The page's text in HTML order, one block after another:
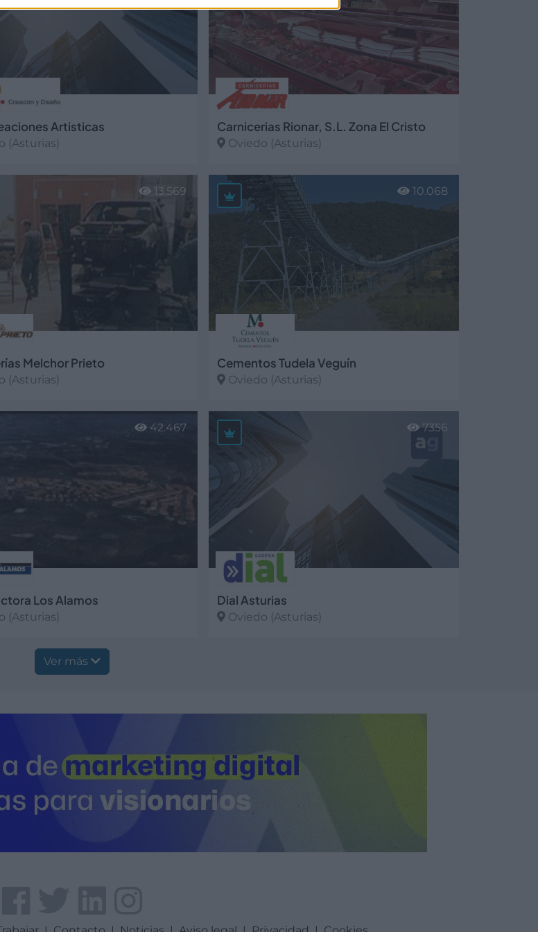
Artisticas
(Asturias)
Carnicerias Rionar, S.L. Zona El Cristo
Oviedo (Asturias)
Melchor Prieto
(Asturias)
13.569
Cementos Tudela Veguín
Oviedo (Asturias)
Ver más
10.068
Los Alamos
(Asturias)
42.467
Dial Asturias
Oviedo (Asturias)
7356
Ver más